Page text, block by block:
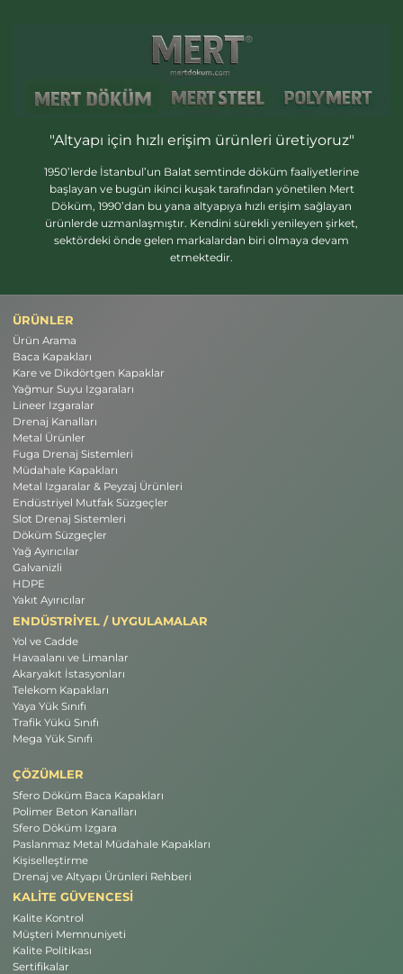
"Altyapı için hızlı erişim ürünleri üretiyoruz"
1950’lerde İstanbul’un Balat semtinde döküm faaliyetlerine
başlayan ve bugün ikinci kuşak tarafından yönetilen Mert
Döküm, 1990’dan bu yana altyapıya hızlı erişim sağlayan
ürünlerde uzmanlaşmıştır. Kendini sürekli yenileyen şirket,
sektördeki önde gelen markalardan biri olmaya devam
etmektedir.
ÜRÜNLER
Ürün Arama
Baca Kapakları
Kare ve Dikdörtgen Kapaklar
Yağmur Suyu Izgaraları
Lineer Izgaralar
Drenaj Kanalları
Metal Ürünler
Fuga Drenaj Sistemleri
Müdahale Kapakları
Metal Izgaralar & Peyzaj Ürünleri
Endüstriyel Mutfak Süzgeçler
Slot Drenaj Sistemleri
Döküm Süzgeçler
Yağ Ayırıcılar
Galvanizli
HDPE
Yakıt Ayırıcılar
ENDÜSTRİYEL / UYGULAMALAR
Yol ve Cadde
Havaalanı ve Limanlar
Akaryakıt İstasyonları
Telekom Kapakları
Yaya Yük Sınıfı
Trafik Yükü Sınıfı
Mega Yük Sınıfı
ÇÖZÜMLER
Sfero Döküm Baca Kapakları
Polimer Beton Kanalları
Sfero Döküm Izgara
Paslanmaz Metal Müdahale Kapakları
Kişiselleştirme
Drenaj ve Altyapı Ürünleri Rehberi
KALİTE GÜVENCESİ
Kalite Kontrol
Müşteri Memnuniyeti
Kalite Politikası
Sertifikalar